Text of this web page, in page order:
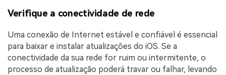
Verifique a conectividade de rede
Uma conexão de Internet estável e confiável é essencial
para baixar e instalar atualizações do iOS. Se a
conectividade da sua rede for ruim ou intermitente, o
processo de atualização poderá travar ou falhar, levando